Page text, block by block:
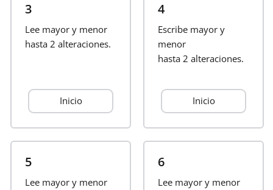
Français
3
Lee mayor y menor
hasta2 alteraciones.
Inicio
4
Escribe mayor y
menor
hasta2 alteraciones.
Inicio
5
Lee mayor y menor
6
Lee mayor y menor